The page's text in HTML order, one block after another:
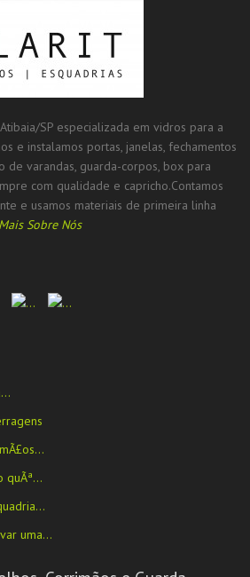
SP especializada em vidros para a
e instalamos portas, janelas, fechamentos
de varandas, guarda-corpos, box para
com qualidade e capricho.Contamos
e usamos materiais de primeira linha
Mais Sobre Nós
quÃª...
uma...